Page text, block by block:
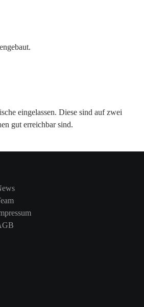
eingelassen. Diese sind auf zwei
gut erreichbar sind.